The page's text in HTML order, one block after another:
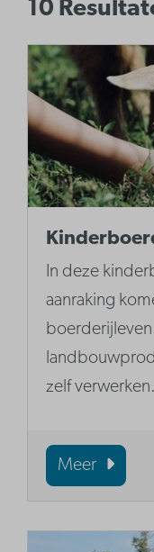
10
In deze
aanraking
zelf verwerken.
Meer